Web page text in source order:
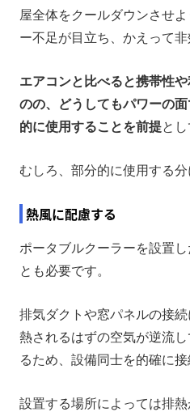
屋全体をクールダウンさせ
ー不足が目立ち、かえって非
エアコンと比べると携帯性
のの、どうしてもパワーの
的に使用することを前提とし
むしろ、部分的に使用する分
熱風に配慮する
ポータブルクーラーを設置
とも必要です。
排気ダクトや窓パネルの接
熱されるはずの空気が逆流
るため、設備同士を的確に接
設置する場所によっては排